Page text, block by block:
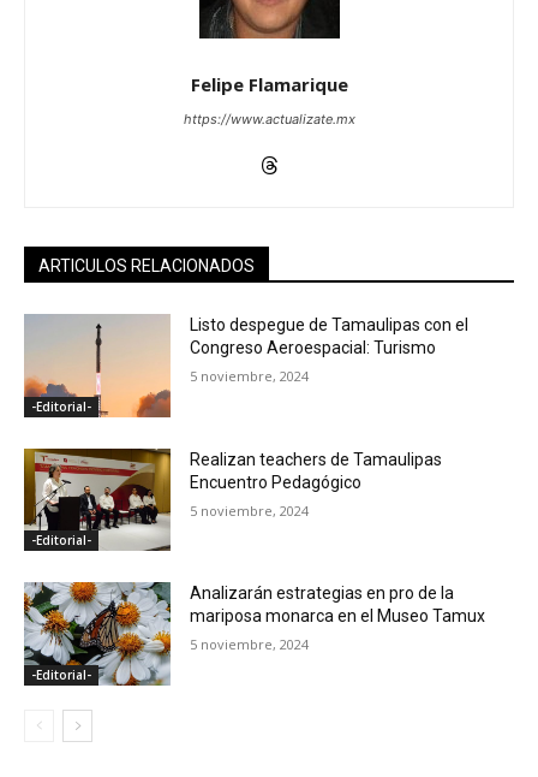
Felipe Flamarique
https://www.actualizate.mx
ARTICULOS RELACIONADOS
-Editorial-
Listo despegue de Tamaulipas con el
Congreso Aeroespacial: Turismo
5 noviembre, 2024
-Editorial-
Realizan teachers de Tamaulipas
Encuentro Pedagógico
5 noviembre, 2024
-Editorial-
Analizarán estrategias en pro de la
mariposa monarca en el Museo Tamux
5 noviembre, 2024